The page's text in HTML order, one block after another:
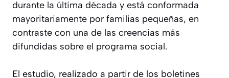
durante la última década y está conformada
mayoritariamente por familias pequeñas, en
contraste con una de las creencias más
difundidas sobre el programa social.
El estudio, realizado a partir de los boletines